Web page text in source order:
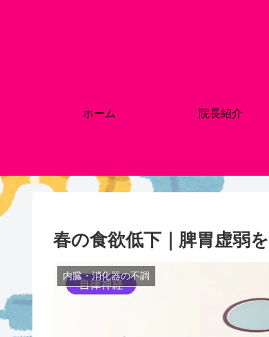
ホーム 院長紹介
春の食欲低下｜脾胃虚弱
内臓・消化器の不調